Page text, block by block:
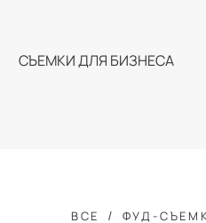
СЪЕМКИ ДЛЯ БИЗНЕСА
ВСЕ ФУД-